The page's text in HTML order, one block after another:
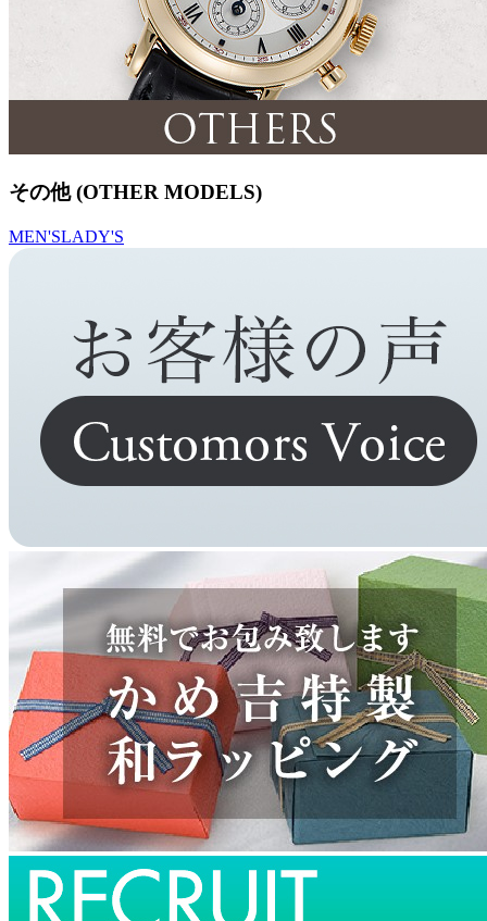
その他 (OTHER MODELS)
MEN'SLADY'S